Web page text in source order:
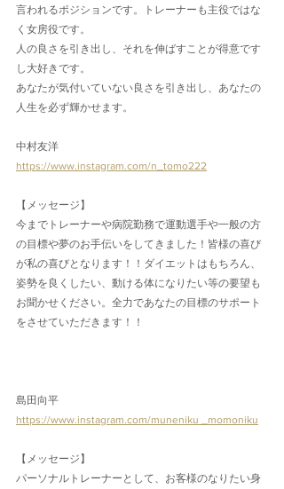
言われるポジションです。トレーナーも主役ではな
く女房役です。
人の良さを引き出し、それを伸ばすことが得意です
し大好きです。
あなたが気付いていない良さを引き出し、あなたの
人生を必ず輝かせます。
中村友洋
https://www.instagram.com/n_tomo222
【メッセージ】
今までトレーナーや病院勤務で運動選手や一般の方
の目標や夢のお手伝いをしてきました！皆様の喜び
が私の喜びとなります！！ダイエットはもちろん、
姿勢を良くしたい、動ける体になりたい等の要望も
お聞かせください。全力であなたの目標のサポート
をさせていただきます！！
島田向平
https://www.instagram.com/muneniku _momoniku
【メッセージ】
パーソナルトレーナーとして、お客様のなりたい身